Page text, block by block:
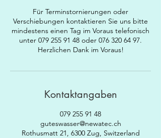
Für Terminstornierungen oder
Verschiebungen kontaktieren Sie uns bitte
mindestens einen Tag im Voraus telefonisch
unter 079 255 91 48 oder 076 320 64 97.
Herzlichen Dank im Voraus!
Kontaktangaben
079 255 91 48
guteswasser@newatec.ch
Rothusmatt 21, 6300 Zug, Switzerland